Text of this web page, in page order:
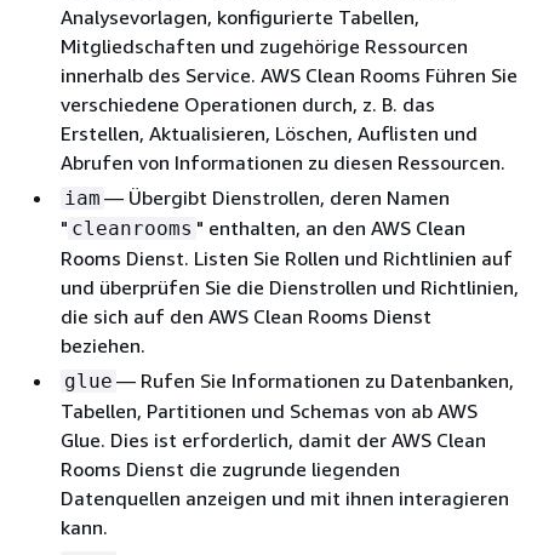
Analysevorlagen, konfigurierte Tabellen,
Mitgliedschaften und zugehörige Ressourcen
innerhalb des Service. AWS Clean Rooms Führen Sie
verschiedene Operationen durch, z. B. das
Erstellen, Aktualisieren, Löschen, Auflisten und
Abrufen von Informationen zu diesen Ressourcen.
iam — Übergibt Dienstrollen, deren Namen
" cleanrooms " enthalten, an den AWS Clean
Rooms Dienst. Listen Sie Rollen und Richtlinien auf
und überprüfen Sie die Dienstrollen und Richtlinien,
die sich auf den AWS Clean Rooms Dienst
beziehen.
glue — Rufen Sie Informationen zu Datenbanken,
Tabellen, Partitionen und Schemas von ab AWS
Glue. Dies ist erforderlich, damit der AWS Clean
Rooms Dienst die zugrunde liegenden
Datenquellen anzeigen und mit ihnen interagieren
kann.